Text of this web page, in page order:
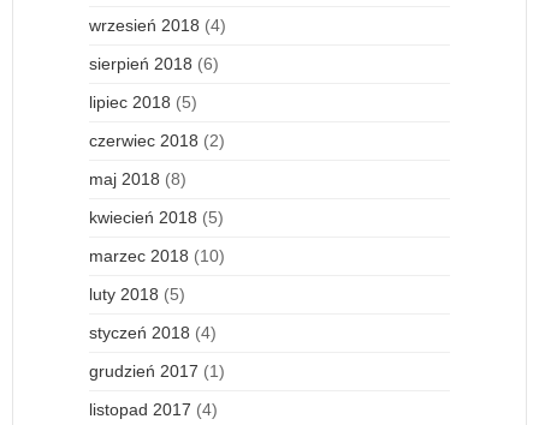
wrzesień 2018 (4)
sierpień 2018 (6)
lipiec 2018 (5)
czerwiec 2018 (2)
maj 2018 (8)
kwiecień 2018 (5)
marzec 2018 (10)
luty 2018 (5)
styczeń 2018 (4)
grudzień 2017 (1)
listopad 2017 (4)